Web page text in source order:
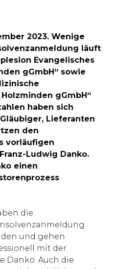
2023. Wenige
läuft
Evangelisches
gGmbH“ sowie
gGmbH“
haben sich
Lieferanten
den
vorläufigen
Ludwig Danko.
einen
die
und gehen
mit der
Danko. Auch die